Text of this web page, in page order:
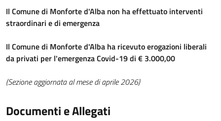
Il Comune di Monforte d'Alba non ha effettuato interventi
straordinari e di emergenza
Il Comune di Monforte d'Alba ha ricevuto erogazioni liberali
da privati per l'emergenza Covid-19 di € 3.000,00
(Sezione aggiornata al mese di aprile 2026)
Documenti e Allegati